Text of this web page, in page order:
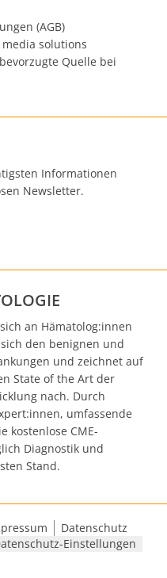
(AGB)
solutions
bevorzugte Quelle bei
Informationen
Newsletter.
sich an Hämatolog:innen
den benignen und
und zeichnet auf
State of the Art der
nach. Durch
umfassende
kostenlose CME-
Diagnostik und
Stand.
Datenschutz
Einstellungen